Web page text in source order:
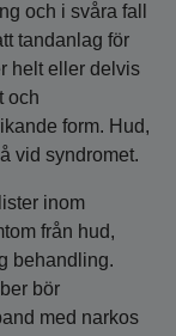
och i svåra fall
tandanlag för
helt eller delvis
och
form. Hud,
vid syndromet.
inom
från hud,
behandling.
bör
med narkos